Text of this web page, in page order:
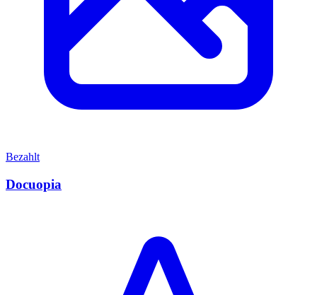
Bezahlt
Docuopia